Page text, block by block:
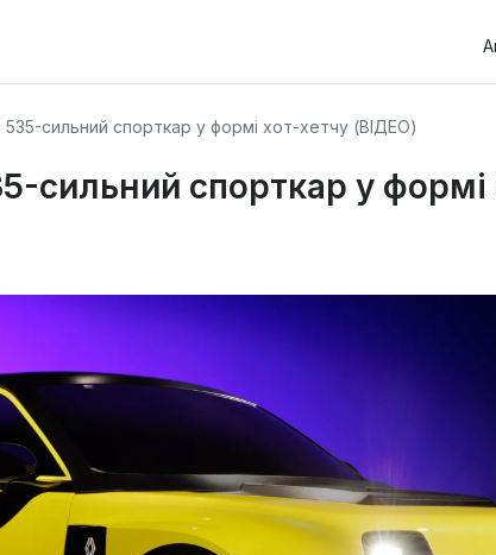
535-сильний спорткар у формі хот-хетчу (ВІДЕО)
сильний спорткар у формі